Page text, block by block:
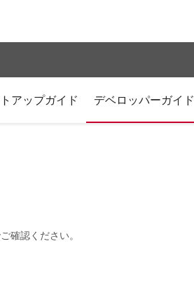
アップガイド デベロッパーガイド
確認ください。